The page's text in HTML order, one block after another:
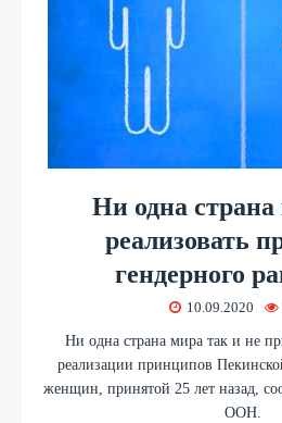
Ни одна страна
реализовать
гендерного
10.09.2020
Ни одна страна мира так и не
реализации принципов
женщин, принятой 25 лет назад,
ООН.